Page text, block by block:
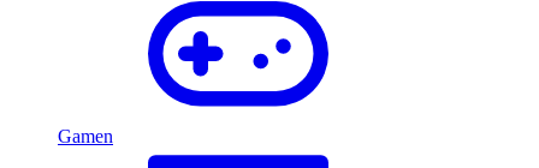
Gamen